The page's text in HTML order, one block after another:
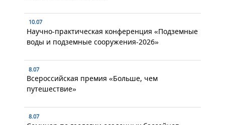
10.07
Научно-практическая конференция «Подземные
воды и подземные сооружения-2026»
8.07
Всероссийская премия «Больше, чем
путешествие»
8.07